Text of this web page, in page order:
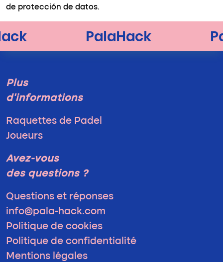
de protección de datos.
Plus
d'informations
Raquettes de Padel
Joueurs
Avez-vous
des questions ?
Questions et réponses
info@pala-hack.com
Politique de cookies
Politique de confidentialité
Mentions légales